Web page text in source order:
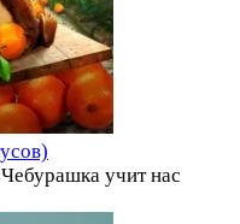
учит нас